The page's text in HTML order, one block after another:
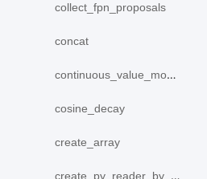
collect_fpn_proposals
concat
continuous_value_model
cosine_decay
create_array
create_py_reader_by_data